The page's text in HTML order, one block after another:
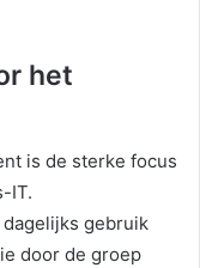
het
is de sterke focus
IT.
gebruik
door de groep